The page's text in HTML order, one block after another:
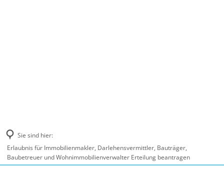
Sie sind hier:
Erlaubnis für Immobilienmakler, Darlehensvermittler, Bauträger,
Baubetreuer und Wohnimmobilienverwalter Erteilung beantragen